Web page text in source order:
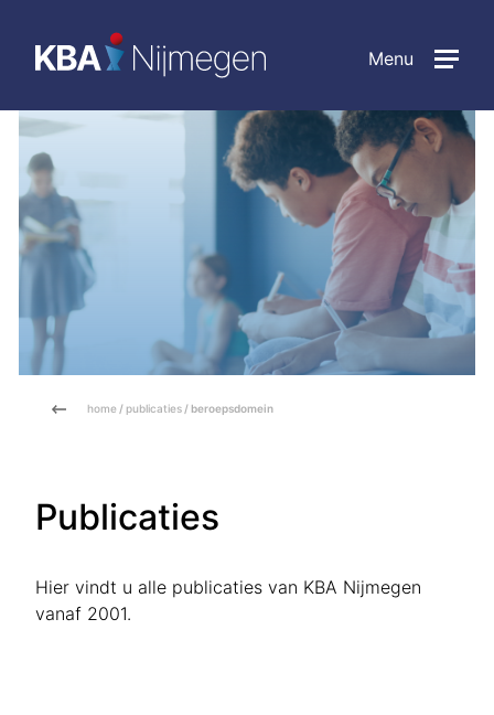
Menu
home / publicaties / beroepsdomein
Publicaties
Hier vindt u alle publicaties van KBA Nijmegen
vanaf 2001.